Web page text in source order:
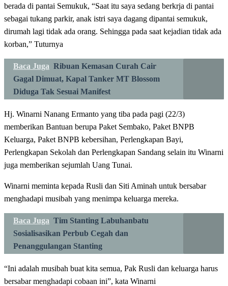
berada di pantai Semukuk, “Saat itu saya sedang berkrja di pantai
sebagai tukang parkir, anak istri saya dagang dipantai semukuk,
dirumah lagi tidak ada orang. Sehingga pada saat kejadian tidak ada
korban,” Tuturnya
Baca Juga Ribuan Kemasan Curah Cair
Gagal Dimuat, Kapal Tanker MT Blossom
Diduga Tak Sesuai Manifest
Hj. Winarni Nanang Ermanto yang tiba pada pagi (22/3)
memberikan Bantuan berupa Paket Sembako, Paket BNPB
Keluarga, Paket BNPB kebersihan, Perlengkapan Bayi,
Perlengkapan Sekolah dan Perlengkapan Sandang selain itu Winarni
juga memberikan sejumlah Uang Tunai.
Winarni meminta kepada Rusli dan Siti Aminah untuk bersabar
menghadapi musibah yang menimpa keluarga mereka.
Baca Juga Tim Stanting Labuhanbatu
Sosialisasikan Perbub Cegah dan
Penanggulangan Stanting
“Ini adalah musibah buat kita semua, Pak Rusli dan keluarga harus
bersabar menghadapi cobaan ini”, kata Winarni